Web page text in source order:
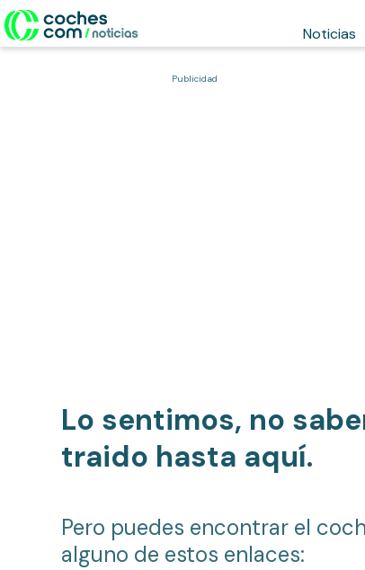
Noticias
Publicidad
Lo sentimos, no
traido hasta aquí.
Pero puedes encontrar el
alguno de estos enlaces: